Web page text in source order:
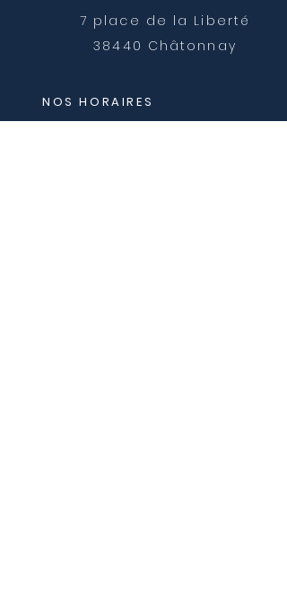
7 place de la Liberté
38440 Châtonnay
NOS HORAIRES